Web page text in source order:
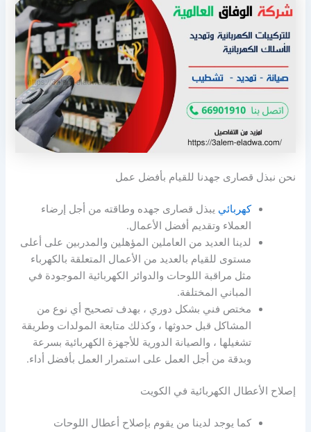
نحن نبذل قصارى جهدنا للقيام بأفضل عمل
كهربائي يبذل قصارى جهده وطاقته من أجل إرضاء
العملاء وتقديم أفضل الأعمال.
لدينا العديد من العاملين المؤهلين والمدربين على أعلى
مستوى للقيام بالعديد من الأعمال المتعلقة بالكهرباء
مثل مراقبة اللوحات والدوائر الكهربائية الموجودة في
المباني المختلفة.
مختص فني بشكل دوري ، بهدف تصحيح أي نوع من
المشاكل قبل حدوثها ، وكذلك متابعة المولدات وطريقة
تشغيلها ، والصيانة الدورية للأجهزة الكهربائية بسرعة
وبدقة من أجل العمل على استمرار العمل بأفضل أداء.
إصلاح الأعطال الكهربائية في الكويت
كما يوجد لدينا من يقوم بإصلاح أعطال اللوحات